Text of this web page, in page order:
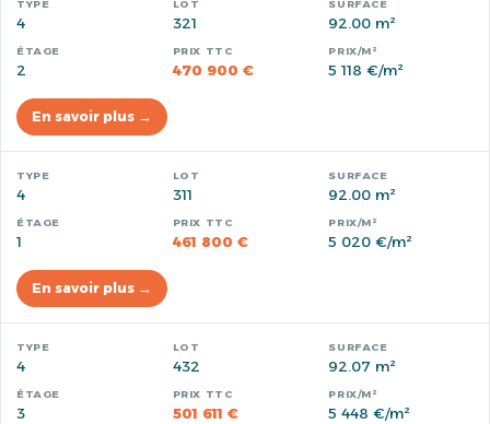
4 321 92.00 m²
2 470 900 € 5 118 €/m²
En savoir plus →
4 311 92.00 m²
1 461 800 € 5 020 €/m²
En savoir plus →
4 432 92.07 m²
3 501 611 € 5 448 €/m²